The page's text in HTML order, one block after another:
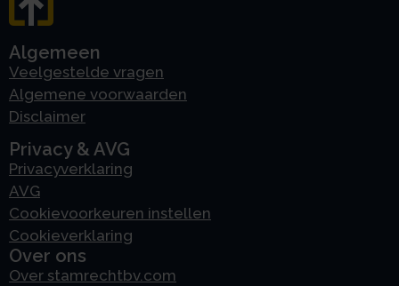
Algemeen
Veelgestelde vragen
Algemene voorwaarden
Disclaimer
Privacy & AVG
Privacyverklaring
AVG
Cookievoorkeuren instellen
Cookieverklaring
Over ons
Over stamrechtbv.com